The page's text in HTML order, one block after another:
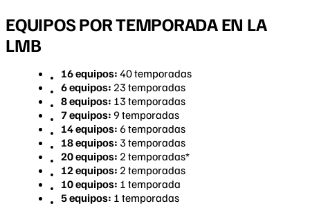
EQUIPOS POR TEMPORADA EN LA
LMB
16 equipos: 40 temporadas
6 equipos: 23 temporadas
8 equipos: 13 temporadas
7 equipos: 9 temporadas
14 equipos: 6 temporadas
18 equipos: 3 temporadas
20 equipos: 2 temporadas*
12 equipos: 2 temporadas
10 equipos: 1 temporada
5 equipos: 1 temporadas